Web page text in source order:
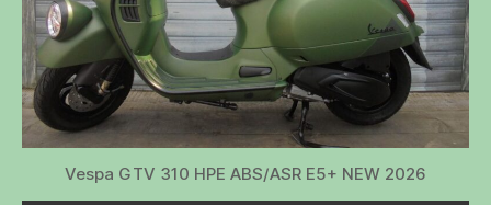
Vespa GTV 310 HPE ABS/ASR E5+ NEW 2026